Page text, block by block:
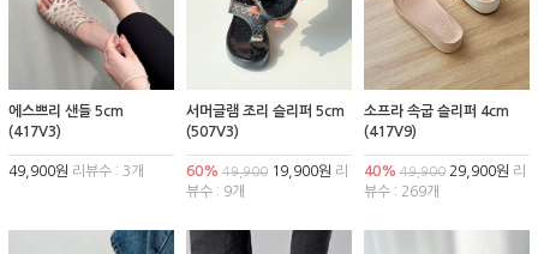
에스쁘리 샌들 5cm
(417V3)
49,900원 리뷰수 : 3개
서머글램 조리 슬리퍼 5cm
(507V3)
60% 49,90019,900원 리
뷰수 : 9개
소프라 속굽 슬리퍼 4cm
(417V9)
40% 49,90029,900원 리
뷰수 : 269개